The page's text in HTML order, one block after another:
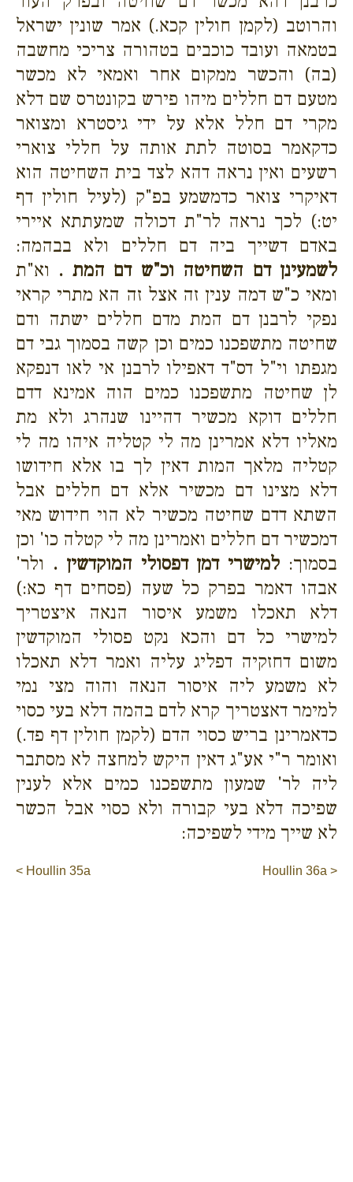
והרוטב (לקמן חולין קכא.) אמר שונין ישראל
בטמאה ועובד כוכבים בטהורה צריכי מחשבה
(בה) והכשר ממקום אחר ואמאי לא מכשר
מטעם דם חללים מיהו פירש בקונטרס שם דלא
מקרי דם חלל אלא על ידי גיסטרא ומצואר
כדקאמר בסוטה לתת אותה על חללי צוארי
רשעים ואין נראה דהא לצד בית השחיטה הוא
דאיקרי צואר כדמשמע בפ"ק (לעיל חולין דף
יט:) לכך נראה לר"ת דכולה שמעתתא איירי
באדם דשייך ביה דם חללים ולא בבהמה:
לשמעינן דם השחיטה וכ"ש דם המת . וא"ת
ומאי כ"ש דמה ענין זה אצל זה הא מתרי קראי
נפקי לרבנן דם המת מדם חללים ישתה ודם
שחיטה מתשפכנו כמים וכן קשה בסמוך גבי דם
מגפתו וי"ל דס"ד דאפילו לרבנן אי לאו דנפקא
לן שחיטה מתשפכנו כמים הוה אמינא דדם
חללים דוקא מכשיר דהיינו שנהרג ולא מת
מאליו דלא אמרינן מה לי קטליה איהו מה לי
קטליה מלאך המות דאין לך בו אלא חידושו
דלא מצינו דם מכשיר אלא דם חללים אבל
השתא דדם שחיטה מכשיר לא הוי חידוש מאי
דמכשיר דם חללים ואמרינן מה לי קטלה כו' וכן
בסמוך: למישרי דמן דפסולי המוקדשין . ולר'
אבהו דאמר בפרק כל שעה (פסחים דף כא:)
דלא תאכלו משמע איסור הנאה איצטריך
למישרי כל דם והכא נקט פסולי המוקדשין
משום דחזקיה דפליג עליה ואמר דלא תאכלו
לא משמע ליה איסור הנאה והוה מצי נמי
למימר דאצטריך קרא לדם בהמה דלא בעי כסוי
כדאמרינן בריש כסוי הדם (לקמן חולין דף פד.)
ואומר ר"י אע"ג דאין היקש למחצה לא מסתבר
ליה לר' שמעון מתשפכנו כמים אלא לענין
שפיכה דלא בעי קבורה ולא כסוי אבל הכשר
לא שייך מידי לשפיכה:
< Houllin 35a Houllin 36a >